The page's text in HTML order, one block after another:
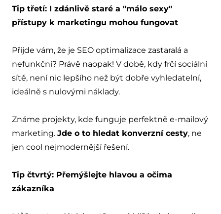
Tip třetí: I zdánlivě staré a "málo sexy"
přístupy k marketingu mohou fungovat
Přijde vám, že je SEO optimalizace zastaralá a
nefunkční? Právě naopak! V době, kdy frčí sociální
sítě, není nic lepšího než být dobře vyhledatelní,
ideálně s nulovými náklady.
Známe projekty, kde funguje perfektně e-mailový
marketing. Jde o to hledat konverzní cesty, ne
jen cool nejmodernější řešení.
Tip čtvrtý: Přemýšlejte hlavou a očima
zákazníka